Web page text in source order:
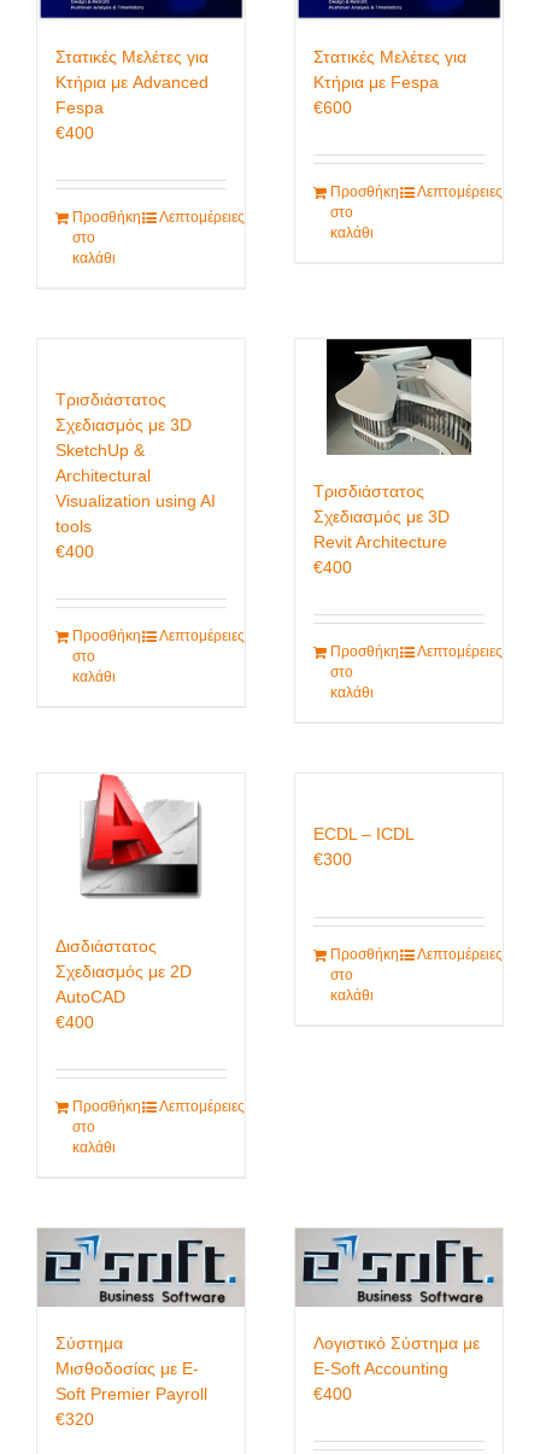
Στατικές Μελέτες για
Κτήρια με Advanced
Fespa
€400
Προσθήκη
στο
καλάθι
Λεπτομέρειες
Στατικές Μελέτες για
Κτήρια με Fespa
€600
Προσθήκη
στο
καλάθι
Λεπτομέρειες
Τρισδιάστατος
Σχεδιασμός με 3D
SketchUp &
Architectural
Visualization using AI
tools
€400
Προσθήκη
στο
καλάθι
Λεπτομέρειες
Τρισδιάστατος
Σχεδιασμός με 3D
Revit Architecture
€400
Προσθήκη
στο
καλάθι
Λεπτομέρειες
Δισδιάστατος
Σχεδιασμός με 2D
AutoCAD
€400
Προσθήκη
στο
καλάθι
Λεπτομέρειες
ECDL – ICDL
€300
Προσθήκη
στο
καλάθι
Λεπτομέρειες
Σύστημα
Μισθοδοσίας με E-
Soft Premier Payroll
€320
Λογιστικό Σύστημα με
E-Soft Accounting
€400